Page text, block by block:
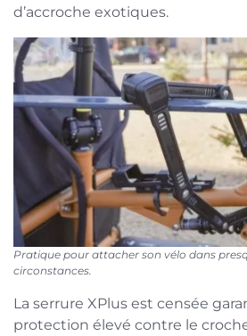
d’accroche exotiques.
Pratique pour attacher son vélo dans
circonstances.
La serrure XPlus est censée
protection élevé contre le